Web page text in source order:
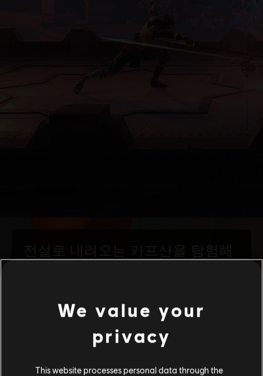
We value your
privacy
This website processes personal data through the